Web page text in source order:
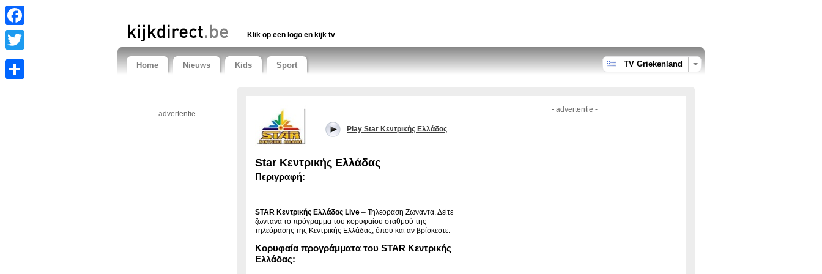
Facebook
Twitter
Klik op een logo en kijk tv
Home Nieuws Kids Sport TV Griekenland
- advertentie - - advertentie -
Play Star Κεντρικής Ελλάδας
Star Κεντρικής Ελλάδας
Περιγραφή:
STAR Κεντρικής Ελλάδας Live – Τηλεοραση Ζωναντα. Δείτε
ζωντανά το πρόγραμμα του κορυφαίου σταθμού της
τηλεόρασης της Κεντρικής Ελλάδας, όπου και αν βρίσκεστε.
Κορυφαία προγράμματα του STAR Κεντρικής
Ελλάδας: